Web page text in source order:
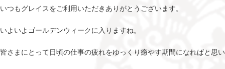
いつもグレイスをご利用いただきありがとうございます。
いよいよゴールデンウィークに入りますね。
皆さまにとって日頃の仕事の疲れをゆっくり癒やす期間になればと思